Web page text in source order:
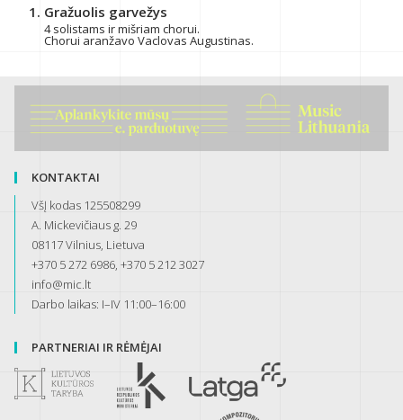
Gražuolis garvežys
4 solistams ir mišriam chorui.
Chorui aranžavo Vaclovas Augustinas.
KONTAKTAI
VšĮ kodas 125508299
A. Mickevičiaus g. 29
08117 Vilnius, Lietuva
+370 5 272 6986, +370 5 212 3027
info@mic.lt
Darbo laikas: I–IV 11:00–16:00
PARTNERIAI IR RĖMĖJAI